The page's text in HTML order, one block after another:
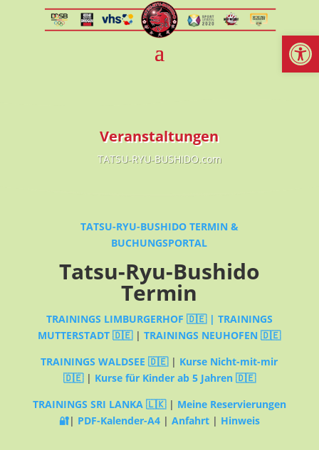
Veranstaltungen
TATSU-RYU-BUSHIDO.com
TATSU-RYU-BUSHIDO TERMIN &
BUCHUNGSPORTAL
Tatsu-Ryu-Bushido
Termin
TRAININGS LIMBURGERHOF 🇩🇪 | TRAININGS
MUTTERSTADT 🇩🇪|TRAININGS NEUHOFEN 🇩🇪
TRAININGS WALDSEE 🇩🇪| Kurse Nicht-mit-mir
🇩🇪| Kurse für Kinder ab 5 Jahren 🇩🇪
TRAININGS SRI LANKA 🇱🇰 | Meine Reservierungen
🔐| PDF-Kalender-A4| Anfahrt| Hinweis